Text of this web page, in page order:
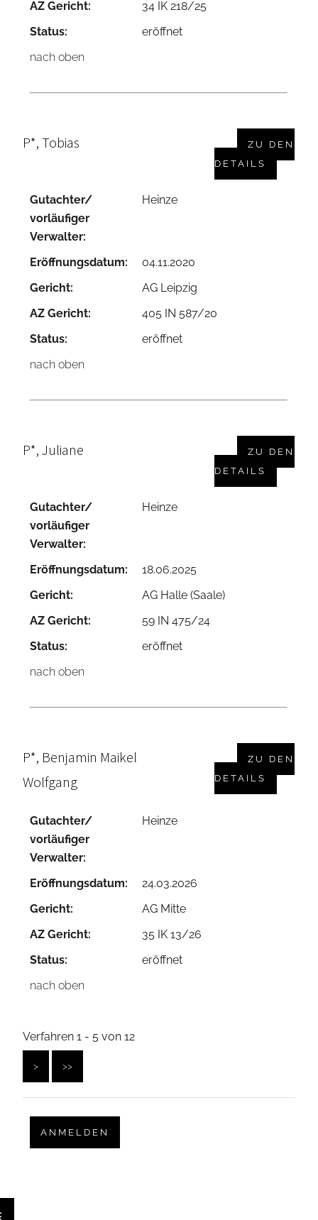
AZ Gericht:
34 IK 218/25
Status:
eröffnet
nach oben
P*, Tobias
ZU DEN
DETAILS
Gutachter/
vorläufiger
Verwalter:
Heinze
Eröffnungsdatum:
04.11.2020
Gericht:
AG Leipzig
AZ Gericht:
405 IN 587/20
Status:
eröffnet
nach oben
P*, Juliane
ZU DEN
DETAILS
Gutachter/
vorläufiger
Verwalter:
Heinze
Eröffnungsdatum:
18.06.2025
Gericht:
AG Halle (Saale)
AZ Gericht:
59 IN 475/24
Status:
eröffnet
nach oben
P*, Benjamin Maikel
Wolfgang
ZU DEN
DETAILS
Gutachter/
vorläufiger
Verwalter:
Heinze
Eröffnungsdatum:
24.03.2026
Gericht:
AG Mitte
AZ Gericht:
35 IK 13/26
Status:
eröffnet
nach oben
Verfahren 1 - 5 von 12
> >>
ANMELDEN